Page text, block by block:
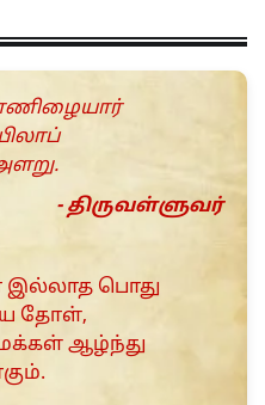
- திருவள்ளுவர்
இல்லாத பொது
தோள்,
ஆழ்ந்து